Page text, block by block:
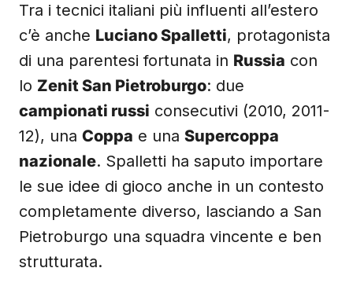
Tra i tecnici italiani più influenti all’estero
c’è anche Luciano Spalletti, protagonista
di una parentesi fortunata in Russia con
lo Zenit San Pietroburgo: due
campionati russi consecutivi (2010, 2011-
12), una Coppa e una Supercoppa
nazionale. Spalletti ha saputo importare
le sue idee di gioco anche in un contesto
completamente diverso, lasciando a San
Pietroburgo una squadra vincente e ben
strutturata.